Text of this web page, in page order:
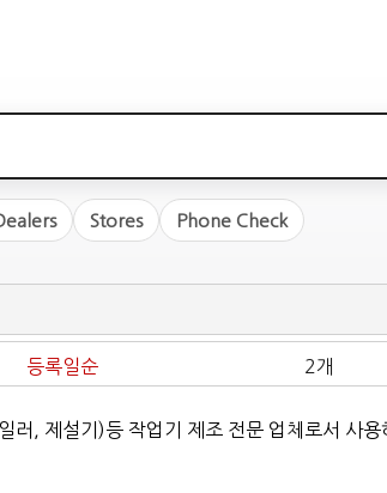
Stores Phone Check
등록일순 2개
러, 제설기)등 작업기 제조 전문 업체로서 사